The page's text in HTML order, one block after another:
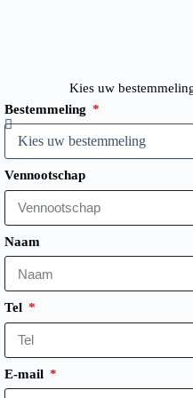
Kies uw
Bestemmeling
Vennootschap
Naam
Tel
E-mail